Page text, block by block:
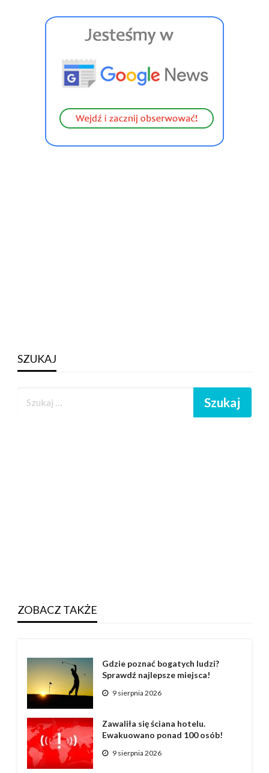
SZUKAJ
ZOBACZ TAKŻE
Gdzie poznać bogatych ludzi?
Sprawdź najlepsze miejsca!
9 sierpnia 2026
Zawaliła się ściana hotelu.
Ewakuowano ponad 100 osób!
9 sierpnia 2026